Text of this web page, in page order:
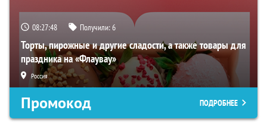
08:27:46 Получили:6
Торты, пирожные и другие сладости, а также товары для
праздника на «Флаувау»
Россия
Промокод ПОДРОБНЕЕ